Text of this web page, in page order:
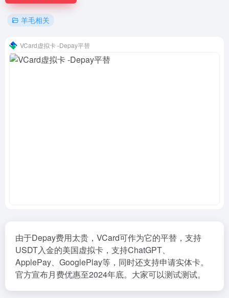
羊毛相关
VCard虚拟卡 -Depay平替
由于Depay费用太贵，VCard可作为它的平替，支持
USDT入金的美国虚拟卡，支持ChatGPT、
ApplePay、GooglePlay等，同时还支持申请实体卡。
官方宣布月费优惠至2024年底。大家可以测试测试。